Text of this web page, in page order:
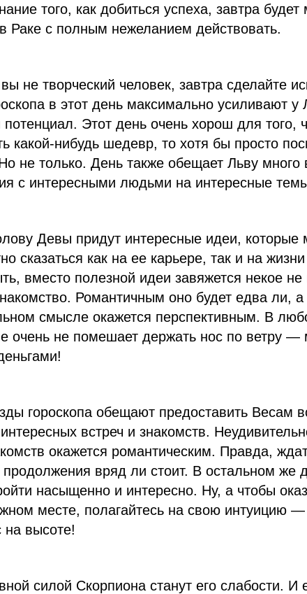
того, как добиться успеха, завтра будет
Раке с полным нежеланием действовать.
не творческий человек, завтра сделайте
в этот день максимально усиливают у
потенциал. Этот день очень хорош для того,
какой-нибудь шедевр, то хотя бы просто
Но не только. День также обещает Льву много
с интересными людьми на интересные
Девы придут интересные идеи, которые
сказаться как на ее карьере, так и на
вместо полезной идеи завяжется некое
Романтичным оно будет едва ли, а
смысле окажется перспективным. В
очень не помешает держать нос по ветру —
гороскопа обещают предоставить Весам
встреч и знакомств.
окажется романтическим. Правда,
продолжения вряд ли стоит. В остальном же
насыщенно и интересно. Ну, а чтобы
месте, полагайтесь на свою интуицию —
на высоте!
силой Скорпиона станут его слабости. И